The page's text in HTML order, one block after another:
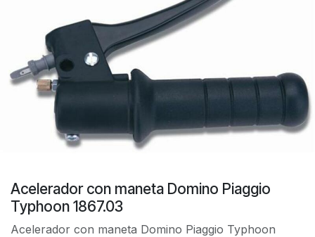
Acelerador con maneta Domino Piaggio
Typhoon 1867.03
Acelerador con maneta Domino Piaggio Typhoon